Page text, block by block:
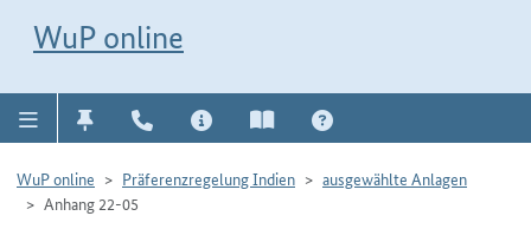
WuP online
WuP online Präferenzregelung Indien
ausgewählte Anlagen
Anhang 22-05